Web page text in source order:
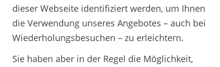
dieser Webseite identifiziert werden, um Ihnen
die Verwendung unseres Angebotes – auch bei
Wiederholungsbesuchen – zu erleichtern.
Sie haben aber in der Regel die Möglichkeit,